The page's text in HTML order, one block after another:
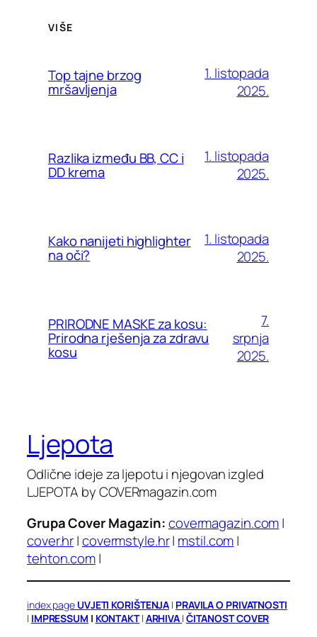
VIŠE
Top tajne brzog
mršavljenja
1. listopada
2025.
Razlika između BB, CC i
DD krema
1. listopada
2025.
Kako nanijeti highlighter
na oči?
1. listopada
2025.
PRIRODNE MASKE za kosu:
Prirodna rješenja za zdravu
kosu
7.
srpnja
2025.
Ljepota
Odlične ideje za ljepotu i njegovan izgled
LJEPOTA by COVERmagazin.com
Grupa Cover Magazin:covermagazin.com|
cover.hr|covermstyle.hr| mstil.com|
tehton.com|
index page UVJETI KORIŠTENJA | PRAVILA O PRIVATNOSTI
| IMPRESSUM | KONTAKT| ARHIVA | ČITANOST COVER